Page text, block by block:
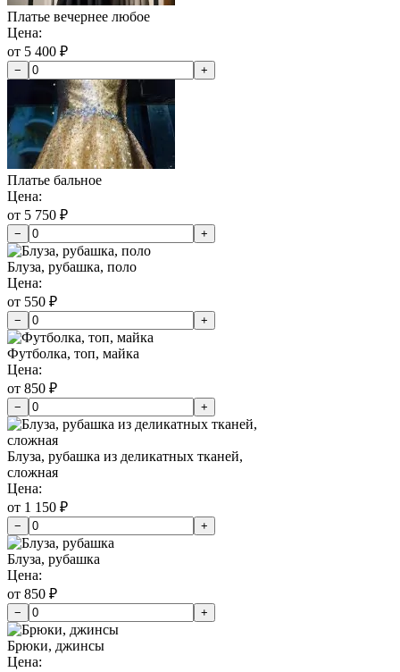
Платье вечернее любое
Цена:
от 5 400 ₽
− +
Платье бальное
Цена:
от 5 750 ₽
− +
Блуза, рубашка, поло
Цена:
от 550 ₽
− +
Футболка, топ, майка
Цена:
от 850 ₽
− +
Блуза, рубашка из деликатных тканей,
сложная
Цена:
от 1 150 ₽
− +
Блуза, рубашка
Цена:
от 850 ₽
− +
Брюки, джинсы
Цена: